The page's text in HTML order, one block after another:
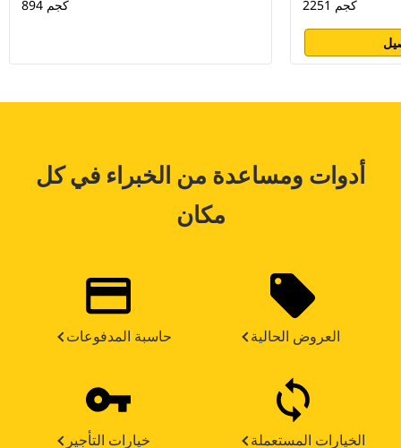
894 كجم 2251 كجم
أدوات ومساعدة من الخبراء في كل
مكان
حاسبة المدفوعات العروض الحالية
خيارات التأجير الخيارات المستعملة